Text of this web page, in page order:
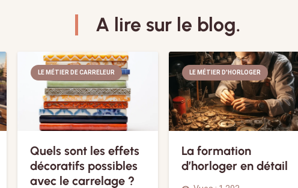
A lire sur le blog.
LE MÉTIER DE CARRELEUR
Quels sont les effets
décoratifs possibles
avec le carrelage ?
LE MÉTIER D'HORLOGER
La formation
d’horloger en détail